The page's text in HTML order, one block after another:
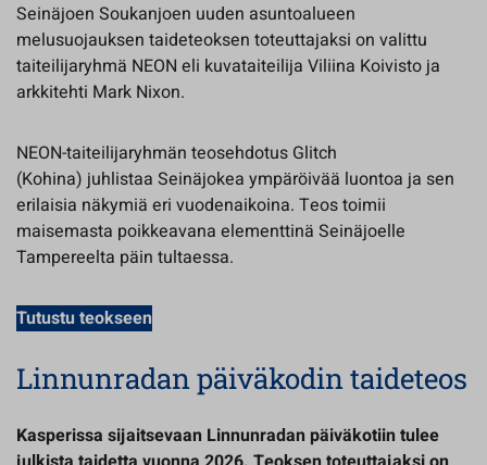
Seinäjoen Soukanjoen uuden asuntoalueen
melusuojauksen taideteoksen toteuttajaksi on valittu
taiteilijaryhmä NEON eli kuvataiteilija Viliina Koivisto ja
arkkitehti Mark Nixon.
NEON-taiteilijaryhmän teosehdotus Glitch
(Kohina) juhlistaa Seinäjokea ympäröivää luontoa ja sen
erilaisia näkymiä eri vuodenaikoina. Teos toimii
maisemasta poikkeavana elementtinä Seinäjoelle
Tampereelta päin tultaessa.
Tutustu teokseen
Linnunradan päiväkodin taideteos
Kasperissa sijaitsevaan Linnunradan päiväkotiin tulee